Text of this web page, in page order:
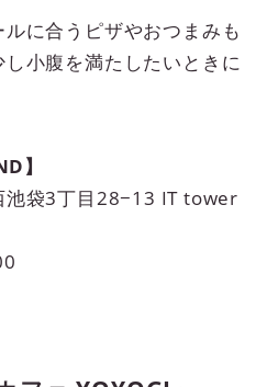
に合うピザやおつまみも
小腹を満たしたいときに
】
池袋3丁目28−13 IT tower